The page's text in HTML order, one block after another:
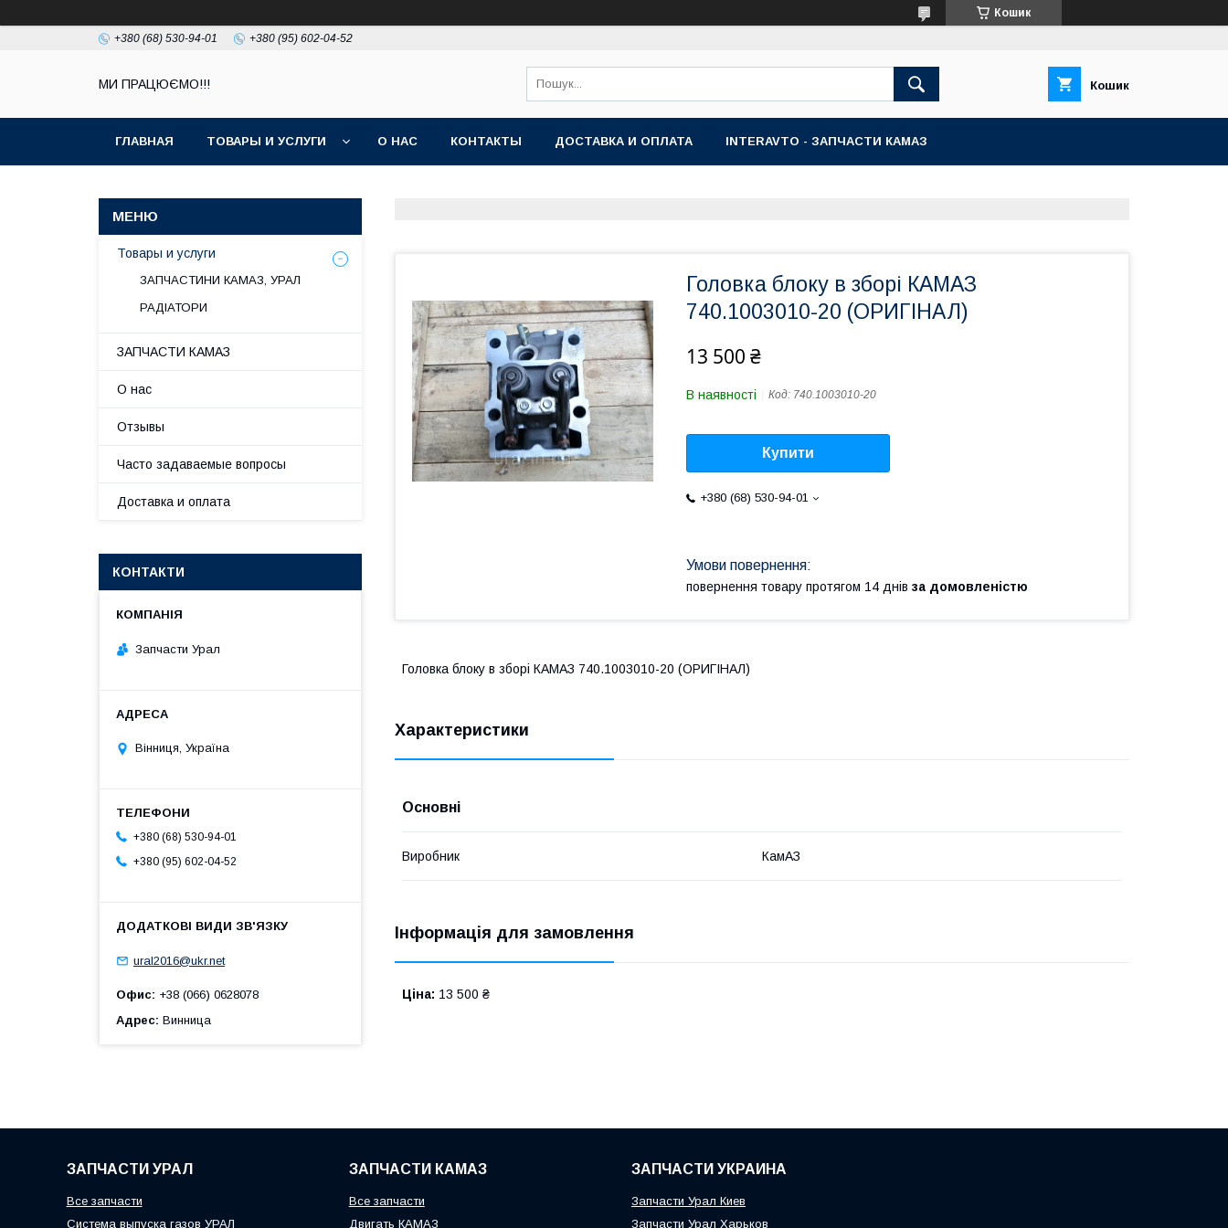
Кошик
+380 (68) 530-94-01 +380 (95) 602-04-52
МИ ПРАЦЮЄМО!!! Кошик
ГЛАВНАЯ ТОВАРЫ И УСЛУГИ О НАС КОНТАКТЫ ДОСТАВКА И ОПЛАТА INTERAVTO - ЗАПЧАСТИ КАМАЗ
Головка блоку в зборі КАМАЗ
740.1003010-20 (ОРИГІНАЛ)
13 500 ₴
В наявності Код: 740.1003010-20
Купити
+380 (68) 530-94-01
повернення товару протягом 14 днів за домовленістю
Головка блоку в зборі КАМАЗ 740.1003010-20 (ОРИГІНАЛ)
Характеристики
Основні
Виробник КамАЗ
Інформація для замовлення
Ціна: 13 500 ₴
Товары и услуги
ЗАПЧАСТИНИ КАМАЗ, УРАЛ
РАДІАТОРИ
ЗАПЧАСТИ КАМАЗ
О нас
Отзывы
Часто задаваемые вопросы
Доставка и оплата
КОНТАКТИ
Запчасти Урал
Вінниця, Україна
+380 (68) 530-94-01
+380 (95) 602-04-52
ural2016@ukr.net
Офис +38 (066) 0628078
Адрес Винница
ЗАПЧАСТИ УРАЛ
Все запчасти
Система выпуска газов УРАЛ
ЗАПЧАСТИ КАМАЗ
Все запчасти
Двигать КАМАЗ
ЗАПЧАСТИ УКРАИНА
Запчасти Урал Киев
Запчасти Урал Харьков